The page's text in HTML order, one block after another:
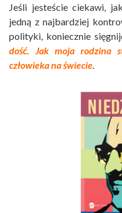
Jeśli jesteście ciekawi,
jedną z najbardziej
polityki, koniecznie
dość. Jak moja rodzina
człowieka na świecie